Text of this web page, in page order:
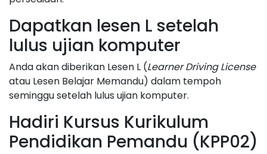
Dapatkan lesen L setelah
lulus ujian komputer
Anda akan diberikan Lesen L (Learner Driving License
atau Lesen Belajar Memandu) dalam tempoh
seminggu setelah lulus ujian komputer.
Hadiri Kursus Kurikulum
Pendidikan Pemandu (KPP02)